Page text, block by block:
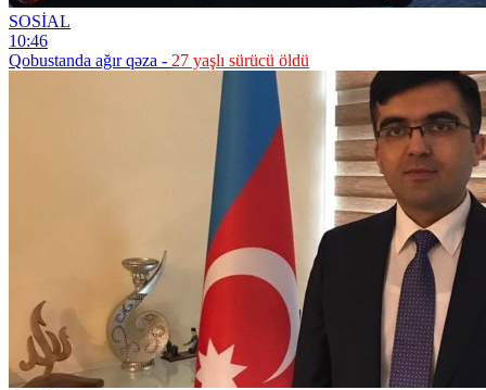
SOSİAL
10:46
Qobustanda ağır qəza - 27 yaşlı sürücü öldü